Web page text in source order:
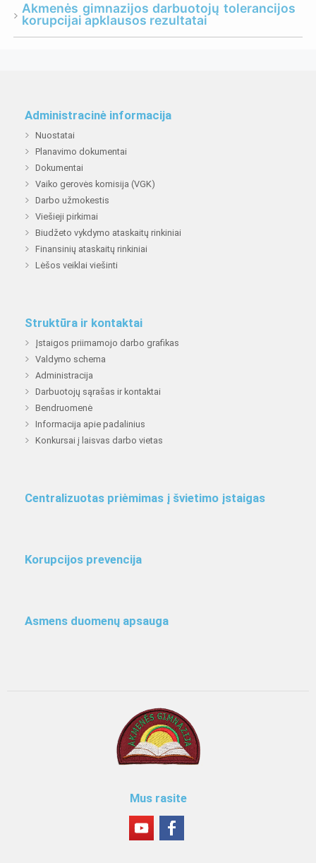
Akmenės gimnazijos darbuotojų tolerancijos
korupcijai apklausos rezultatai
apklausoje buvo organizuojamas laikantis
savanoriškumo principo ir buvo garantuotas
konfidencialumas.
Apklaustieji respondentai teigė, kad jiems
niekada nebuvo siūlomas kyšis ir nė vienas
nemano, kad gimnazijoje personalui norima
duoti kyšį. 48,6% apklaustųjų praneštų
teisėsaugos institucijoms arba vadovui apie
korupcijos atvejus, 14,3% nepraneštų, o
34.3% nežino kaip pasielgtų.
apraiškų nėra.
Administracinė informacija
Nuostatai
Planavimo dokumentai
Dokumentai
Vaiko gerovės komisija (VGK)
Darbo užmokestis
Viešieji pirkimai
Biudžeto vykdymo ataskaitų rinkiniai
Finansinių ataskaitų rinkiniai
Lėšos veiklai viešinti
Struktūra ir kontaktai
Įstaigos priimamojo darbo grafikas
Valdymo schema
Administracija
Darbuotojų sąrašas ir kontaktai
Bendruomenė
Informacija apie padalinius
Konkursai į laisvas darbo vietas
Centralizuotas priėmimas į švietimo įstaigas
Korupcijos prevencija
Asmens duomenų apsauga
Mus rasite